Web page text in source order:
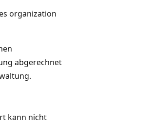
organization
abgerechnet
kann nicht